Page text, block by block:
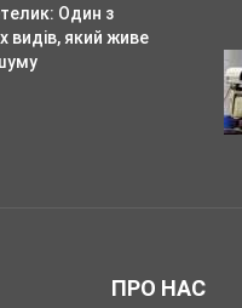
Один з
видів, який живе
ПРО НАС